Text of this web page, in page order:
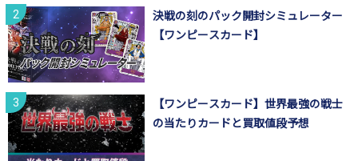
決戦の刻のパック開封シミュレーター
【ワンピースカード】
【ワンピースカード】世界最強の戦士
の当たりカードと買取値段予想